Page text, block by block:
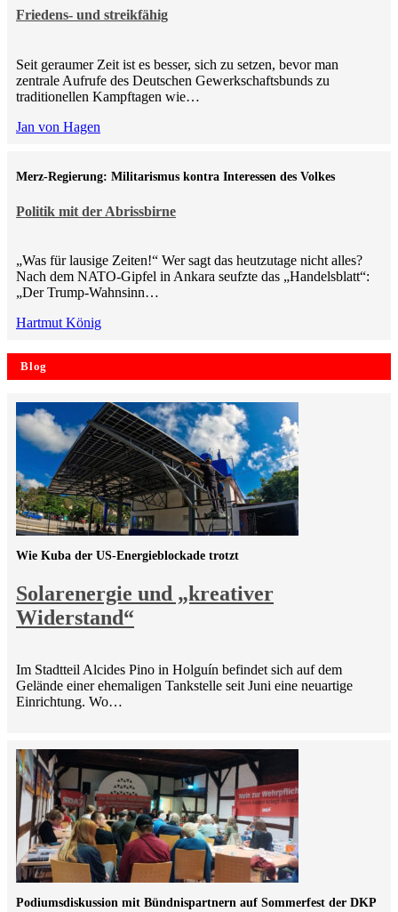
Friedens- und streikfähig
Seit geraumer Zeit ist es besser, sich zu setzen, bevor man
zentrale Aufrufe des Deutschen Gewerkschaftsbunds zu
traditionellen Kampftagen wie…
Jan von Hagen
Politik mit der Abrissbirne
Merz-Regierung: Militarismus kontra Inte­ressen des Volkes
„Was für lausige Zeiten!“ Wer sagt das heutzutage nicht alles?
Nach dem NATO-Gipfel in Ankara seufzte das „Handelsblatt“:
„Der Trump-Wahnsinn…
Hartmut König
Blog
Solarenergie und „kreativer
Widerstand“
Wie Kuba der US-Energieblockade trotzt
Im Stadtteil Alcides Pino in Holguín befindet sich auf dem
Gelände einer ehemaligen Tankstelle seit Juni eine neuartige
Einrichtung. Wo…
Podiumsdiskussion mit Bündnispartnern auf Sommerfest der DKP